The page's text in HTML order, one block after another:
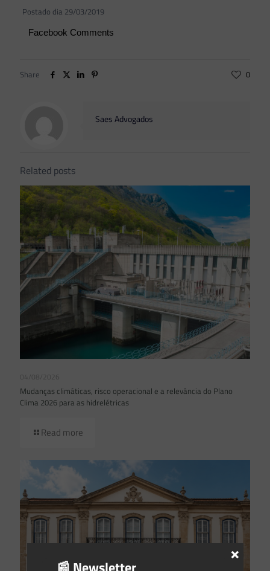
Postado dia 29/03/2019
Facebook Comments
Share 0
Saes Advogados
Related posts
04/08/2026
Mudanças climáticas, risco operacional e a relevância do Plano
Clima 2026 para as hidrelétricas
Read more
×